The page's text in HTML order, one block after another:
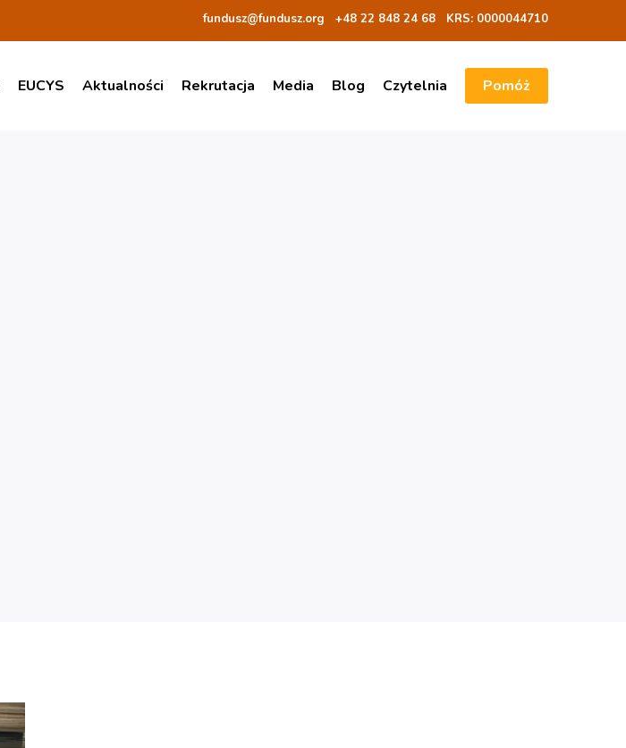
fundusz@fundusz.org +48 22 848 24 68 KRS: 0000044710
EUCYS Aktualności Rekrutacja Media Blog Czytelnia Pomóż